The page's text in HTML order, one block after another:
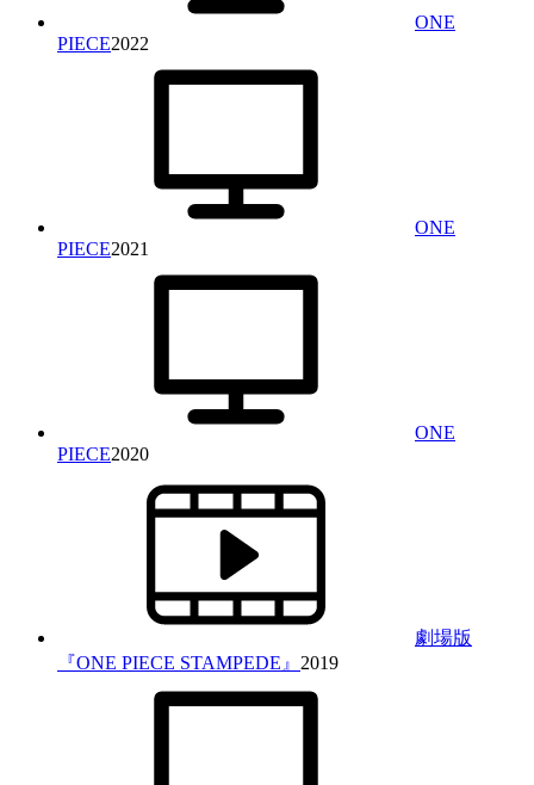
ONE
PIECE2022
ONE
PIECE2021
ONE
PIECE2020
劇場版
『ONE PIECE STAMPEDE』 2019